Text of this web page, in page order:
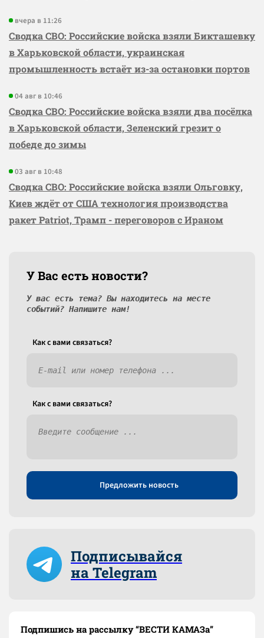
вчера в 11:26
Сводка СВО: Российские войска взяли Бикташевку
в Харьковской области, украинская
промышленность встаёт из-за остановки портов
04 авг в 10:46
Сводка СВО: Российские войска взяли два посёлка
в Харьковской области, Зеленский грезит о
победе до зимы
03 авг в 10:48
Сводка СВО: Российские войска взяли Ольговку,
Киев ждёт от США технология производства
ракет Patriot, Трамп - переговоров с Ираном
У Вас есть новости?
У вас есть тема? Вы находитесь на месте
событий? Напишите нам!
Как c вами связаться?
Как c вами связаться?
Предложить новость
Подписывайся
на Telegram
Подпишись на рассылку “ВЕСТИ КАМАЗа”